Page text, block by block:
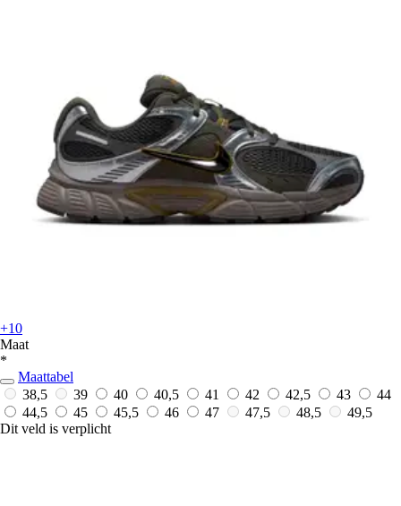
+10
Maat
*
Maattabel
38,5
39 40 40,5 41 42 42,5 43
44
44,5
45 45,5 46 47 47,5 48,5
49,5
Dit veld is verplicht